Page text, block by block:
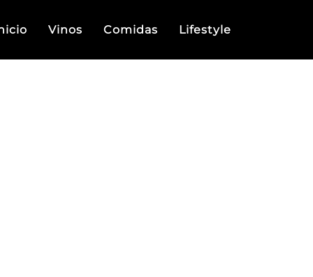
Vinos Comidas Lifestyle